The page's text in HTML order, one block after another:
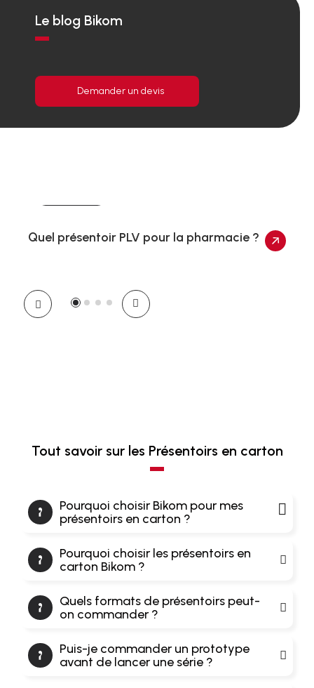
Le blog Bikom
Demander un devis
Quel présentoir PLV pour la pharmacie ?
Tout savoir sur les Présentoirs en carton
Pourquoi choisir Bikom pour mes
présentoirs en carton ?
Pourquoi choisir les présentoirs en
carton Bikom ?
Quels formats de présentoirs peut-
on commander ?
Puis-je commander un prototype
avant de lancer une série ?